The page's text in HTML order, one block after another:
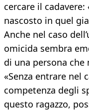
cercare il
nascosto in quel
Anche nel caso
omicida sembra
di una persona
«Senza entrare nel
competenza degli
questo ragazzo,